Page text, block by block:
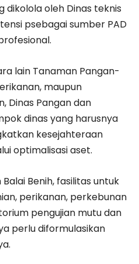
oleh Dinas teknis
psebagai sumber PAD
lain Tanaman Pangan-
maupun
Dinas Pangan dan
dinas yang harusnya
kesejahteraan
optimalisasi aset.
Benih, fasilitas untuk
perikanan, perkebunan
pengujian mutu dan
perlu diformulasikan